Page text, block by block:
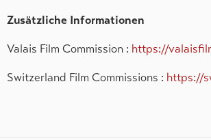
Zusätzliche Informationen
Valais Film Commission : https://
Switzerland Film Commissions : https://